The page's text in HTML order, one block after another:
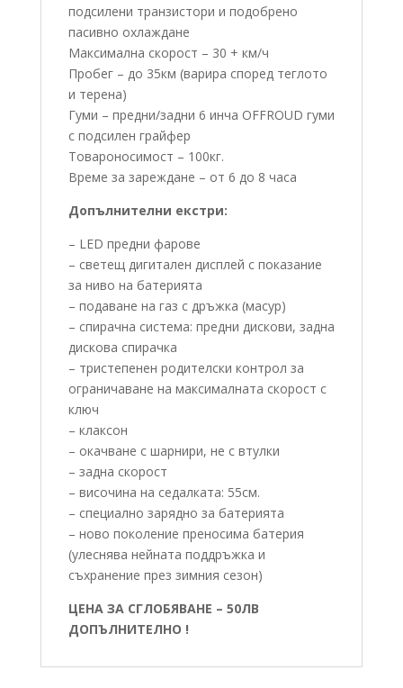
подсилени транзистори и подобрено
пасивно охлаждане
Максимална скорост – 30 + км/ч
Пробег – до 35км (варира според теглото
и терена)
Гуми – предни/задни 6 инча OFFROUD гуми
с подсилен грайфер
Товароносимост – 100кг.
Време за зареждане – от 6 до 8 часа
Допълнителни екстри:
– LED предни фарове
– светещ дигитален дисплей с показание
за ниво на батерията
– подаване на газ с дръжка (масур)
– спирачна система: предни дискови, задна
дискова спирачка
– тристепенен родителски контрол за
ограничаване на максималната скорост с
ключ
– клаксон
– окачване с шарнири, не с втулки
– задна скорост
– височина на седалката: 55см.
– специално зарядно за батерията
– ново поколение преносима батерия
(улеснява нейната поддръжка и
съхранение през зимния сезон)
ЦЕНА ЗА СГЛОБЯВАНЕ – 50ЛВ
ДОПЪЛНИТЕЛНО !